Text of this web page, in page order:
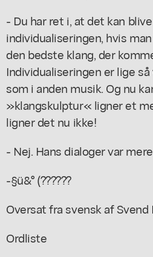
- Du har ret i, at det kan
individualiseringen, hvis
den bedste klang, der
Individualiseringen er lige
som i anden musik. Og nu
»klangskulptur« ligner et
ligner det nu ikke!
- Nej. Hans dialoger var
-§ü&° (??????
Oversat fra svensk af Svend
Ordliste